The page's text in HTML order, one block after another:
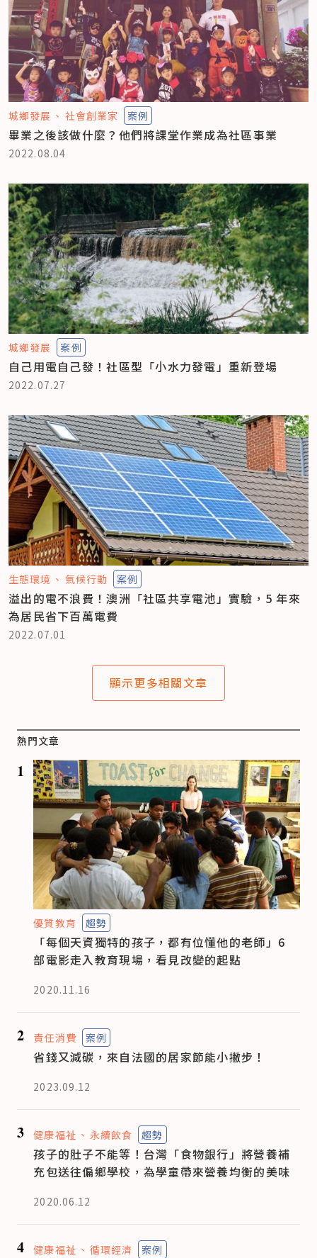
城鄉發展 社會創業家 案例
畢業之後該做什麼？他們將課堂作業成為社區事業
2022.08.04
城鄉發展 案例
自己用電自己發！社區型「小水力發電」重新登場
2022.07.27
生態環境 氣候行動 案例
溢出的電不浪費！澳洲「社區共享電池」實驗，5 年來
為居民省下百萬電費
2022.07.01
顯示更多相關文章
熱門文章
1
優質教育 趨勢
「每個天資獨特的孩子，都有位懂他的老師」6
部電影走入教育現場，看見改變的起點
2020.11.16
2 責任消費 案例
省錢又減碳，來自法國的居家節能小撇步！
2023.09.12
3 健康福祉 永續飲食 趨勢
孩子的肚子不能等！台灣「食物銀行」將營養補
充包送往偏鄉學校，為學童帶來營養均衡的美味
2020.06.12
4 健康福祉 循環經濟 案例